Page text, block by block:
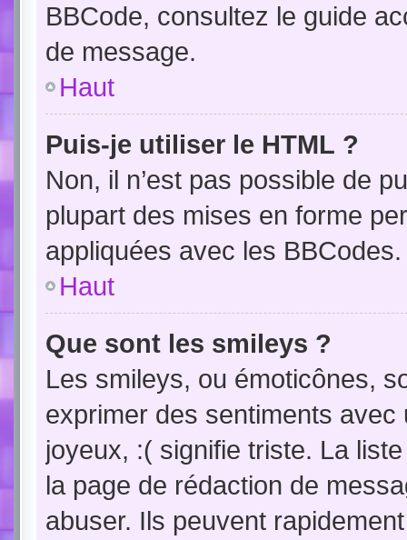
BBCode, consultez le guide
de message.
Haut
Puis-je utiliser le HTML ?
Non, il n’est pas possible de
plupart des mises en forme
appliquées avec les BBCodes.
Haut
Que sont les smileys ?
Les smileys, ou émoticônes,
exprimer des sentiments
joyeux, :( signifie triste. La
la page de rédaction de
abuser. Ils peuvent